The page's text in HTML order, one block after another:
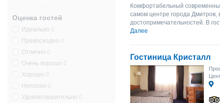
Оценка гостей
Идеально 0
Превосходно 0
Отлично 0
Очень хорошо 0
Хорошо 0
Неплохо 0
Удовлетворительно 0
Комфортабельный
самом центре города Дмитров,
достопримечательностей. В
Далее
Гостиница Кристалл